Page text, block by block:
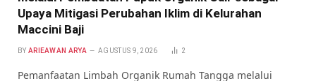
Upaya Mitigasi Perubahan Iklim di Kelurahan
Maccini Baji
BY ARIEAWAN ARYA AGUSTUS 9, 2026 2
Pemanfaatan Limbah Organik Rumah Tangga melalui